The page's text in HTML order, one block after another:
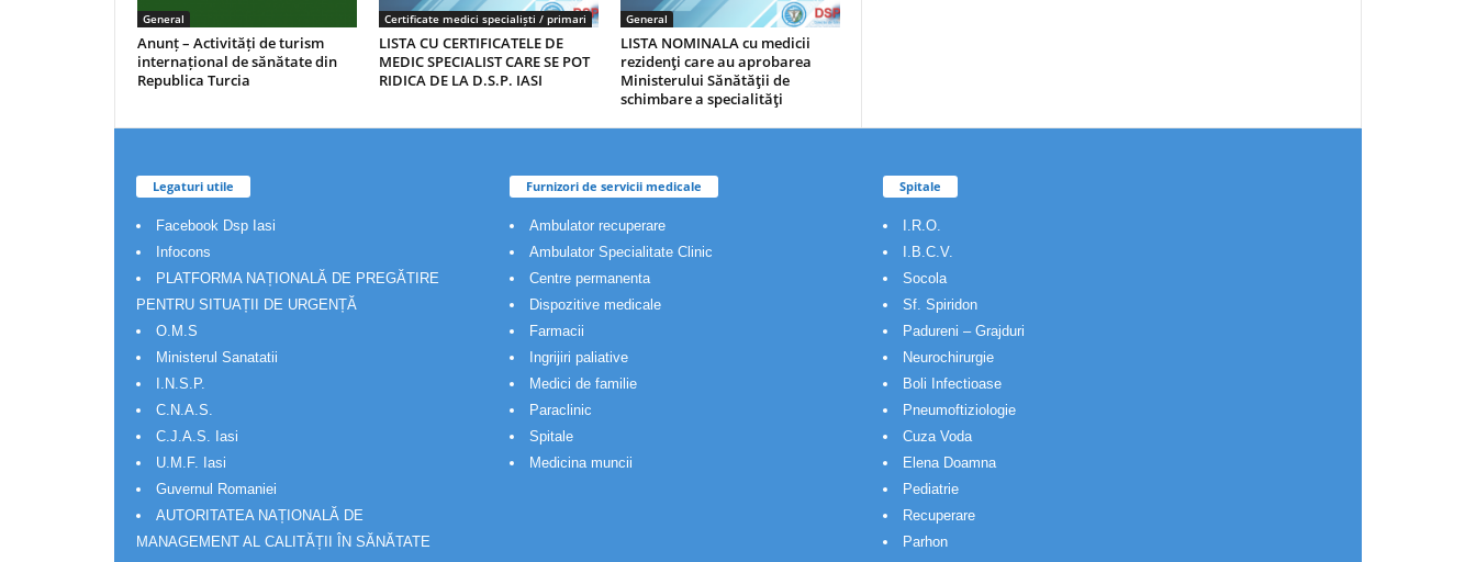
General
Anunț – Activități de turism
internațional de sănătate din
Republica Turcia
Certificate medici specialiști / primari
LISTA CU CERTIFICATELE DE
MEDIC SPECIALIST CARE SE POT
RIDICA DE LA D.S.P. IASI
General
LISTA NOMINALA cu medicii
rezidenţi care au aprobarea
Ministerului Sănătăţii de
schimbare a specialităţi
Legaturi utile
Facebook Dsp Iasi
Infocons
PLATFORMA NAȚIONALĂ DE PREGĂTIRE
PENTRU SITUAȚII DE URGENȚĂ
O.M.S
Ministerul Sanatatii
I.N.S.P.
C.N.A.S.
C.J.A.S. Iasi
U.M.F. Iasi
Guvernul Romaniei
AUTORITATEA NAȚIONALĂ DE
MANAGEMENT AL CALITĂȚII ÎN SĂNĂTATE
Furnizori de servicii medicale
Ambulator recuperare
Ambulator Specialitate Clinic
Centre permanenta
Dispozitive medicale
Farmacii
Ingrijiri paliative
Medici de familie
Paraclinic
Spitale
Medicina muncii
Spitale
I.R.O.
I.B.C.V.
Socola
Sf. Spiridon
Padureni – Grajduri
Neurochirurgie
Boli Infectioase
Pneumoftiziologie
Cuza Voda
Elena Doamna
Pediatrie
Recuperare
Parhon